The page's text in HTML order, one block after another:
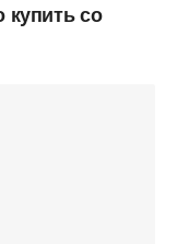
купить со